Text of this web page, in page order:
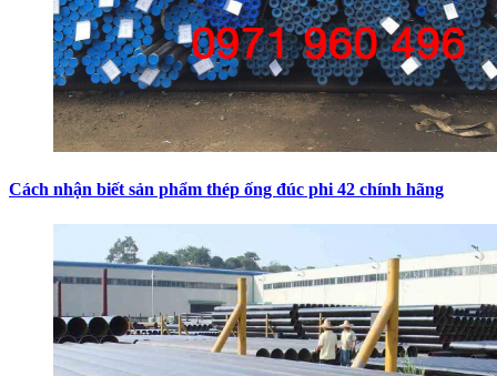
Cách nhận biết sản phẩm thép ống đúc phi 42 chính hãng